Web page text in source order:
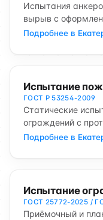
Испытания
вырыв с
Подробнее в
Испытание
ГОСТ Р 53254-2009
Статические
ограждений с
Подробнее в
Испытание
ГОСТ 25772-2025 /
Приёмочный и